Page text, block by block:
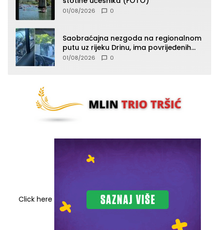
01/08/2026 0
Saobraćajna nezgoda na regionalnom
putu uz rijeku Drinu, ima povrijeđenih
lica (FOTO)
01/08/2026 0
Click here